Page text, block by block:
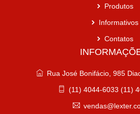
Produtos
Informativos
Contatos
Rua José Bonifácio, 985
(11) 4044-6033 (11)